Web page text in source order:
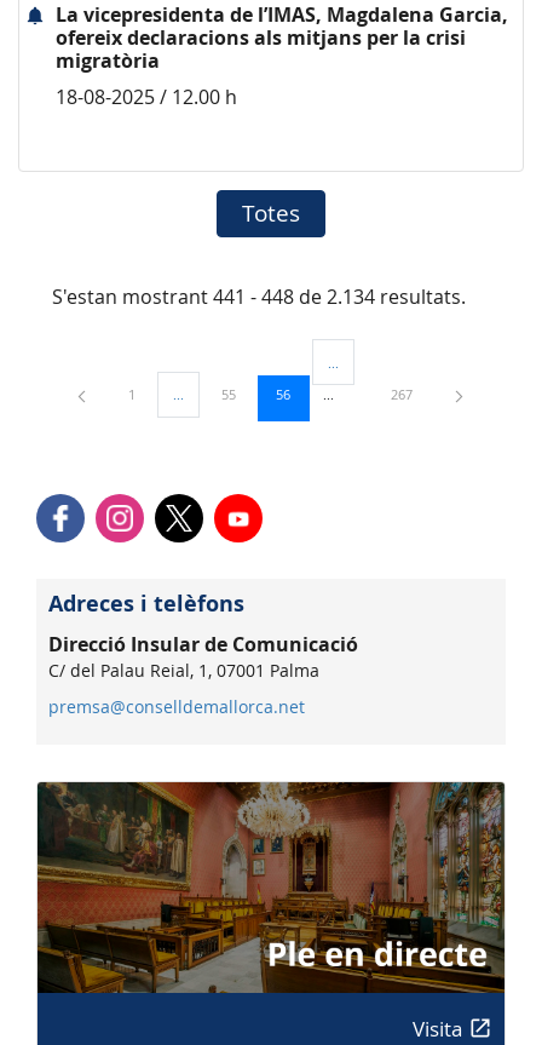
La vicepresidenta de l’IMAS, Magdalena Garcia,
ofereix declaracions als mitjans per la crisi
migratòria
18-08-2025 / 12.00 h
Totes
S'estan mostrant 441 - 448 de 2.134 resultats.
Pàgina
1 ...Pàgines intermèdies Utilitzeu TAB per navegar.
Pàgina
55 Pàgina
56
Pàgines intermèdies Utilitzeu
Pàgina
267
Adreces i telèfons
Direcció Insular de Comunicació
C/ del Palau Reial, 1, 07001 Palma
premsa@conselldemallorca.net
Visita